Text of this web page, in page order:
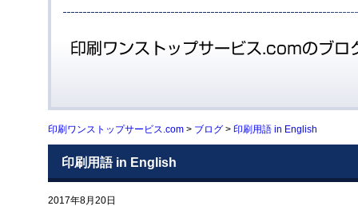
印刷ワンストップサービス.com > ブログ > 印刷用語 in English
印刷用語 in English
2017年8月20日